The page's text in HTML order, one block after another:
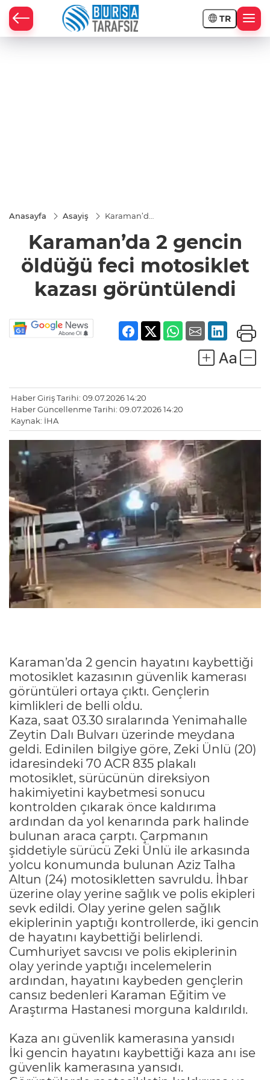
TR
Anasayfa Asayiş
Karaman’da
öldüğü feci
motosiklet
görüntülendi
Karaman’da 2 gencin
öldüğü feci motosiklet
kazası görüntülendi
Haber Giriş Tarihi: 09.07.2026 14:20
Haber Güncellenme Tarihi: 09.07.2026 14:20
Kaynak: İHA
Karaman’da 2 gencin hayatını kaybettiği
motosiklet kazasının güvenlik kamerası
görüntüleri ortaya çıktı. Gençlerin
kimlikleri de belli oldu.
Kaza, saat 03.30 sıralarında Yenimahalle
Zeytin Dalı Bulvarı üzerinde meydana
geldi. Edinilen bilgiye göre, Zeki Ünlü (20)
idaresindeki 70 ACR 835 plakalı
motosiklet, sürücünün direksiyon
hakimiyetini kaybetmesi sonucu
kontrolden çıkarak önce kaldırıma
ardından da yol kenarında park halinde
bulunan araca çarptı. Çarpmanın
şiddetiyle sürücü Zeki Ünlü ile arkasında
yolcu konumunda bulunan Aziz Talha
Altun (24) motosikletten savruldu. İhbar
üzerine olay yerine sağlık ve polis ekipleri
sevk edildi. Olay yerine gelen sağlık
ekiplerinin yaptığı kontrollerde, iki gencin
de hayatını kaybettiği belirlendi.
Cumhuriyet savcısı ve polis ekiplerinin
olay yerinde yaptığı incelemelerin
ardından, hayatını kaybeden gençlerin
cansız bedenleri Karaman Eğitim ve
Araştırma Hastanesi morguna kaldırıldı.
Kaza anı güvenlik kamerasına yansıdı
İki gencin hayatını kaybettiği kaza anı ise
güvenlik kamerasına yansıdı.